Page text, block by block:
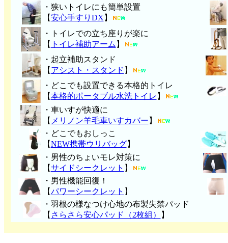
・狭いトイレにも簡単設置
【安心手すりDX 】
・トイレでの立ち座りが楽に
【 トイレ補助アーム 】
・起立補助スタンド
【 アシスト・スタンド 】
・どこでも設置できる本格的トイレ
【本格的ポータブル水洗トイレ 】
・車いすが快適に
【 メリノン羊毛車いすカバー 】
・どこでもおしっこ
【NEW携帯ウリバッグ】
・男性のちょいモレ対策に
【サイドシークレット 】
・男性機能回復！
【パワーシークレット 】
・ 羽根の様なつけ心地の布製失禁パッ ド
【 さらさら安心パッド（2枚組） 】